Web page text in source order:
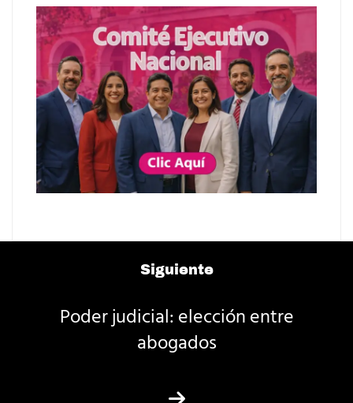
Siguiente
Poder judicial: elección entre
abogados